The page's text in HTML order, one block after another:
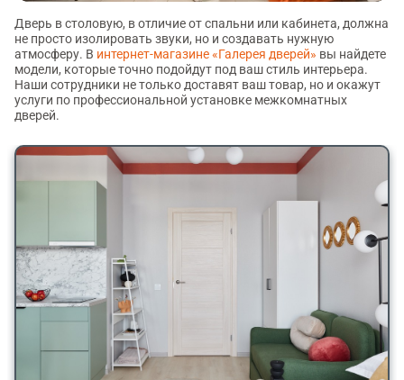
Дверь в столовую, в отличие от спальни или кабинета, должна
не просто изолировать звуки, но и создавать нужную
атмосферу. В интернет-магазине «Галерея дверей» вы найдете
модели, которые точно подойдут под ваш стиль интерьера.
Наши сотрудники не только доставят ваш товар, но и окажут
услуги по профессиональной установке межкомнатных
дверей.